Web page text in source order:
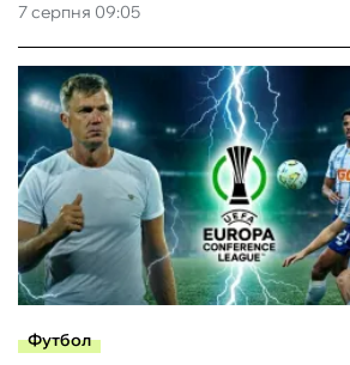
7 серпня 09:05
Футбол